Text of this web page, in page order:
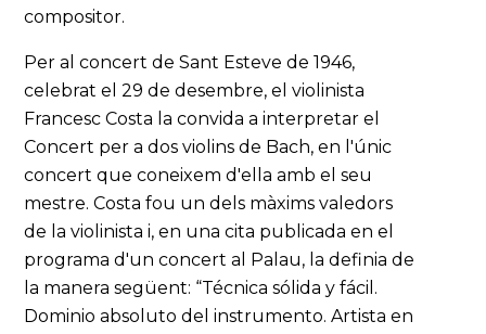
compositor.
Per al concert de Sant Esteve de 1946,
celebrat el 29 de desembre, el violinista
Francesc Costa la convida a interpretar el
Concert per a dos violins de Bach, en l'únic
concert que coneixem d'ella amb el seu
mestre. Costa fou un dels màxims valedors
de la violinista i, en una cita publicada en el
programa d'un concert al Palau, la definia de
la manera següent: “Técnica sólida y fácil.
Dominio absoluto del instrumento. Artista en